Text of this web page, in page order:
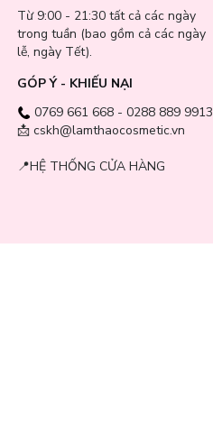
Từ 9:00 - 21:30 tất cả các ngày
trong tuần (bao gồm cả các ngày
lễ, ngày Tết).
GÓP Ý - KHIẾU NẠI
0769 661 668 - 0288 889 9913
📩 cskh@lamthaocosmetic.vn
📍HỆ THỐNG CỬA HÀNG